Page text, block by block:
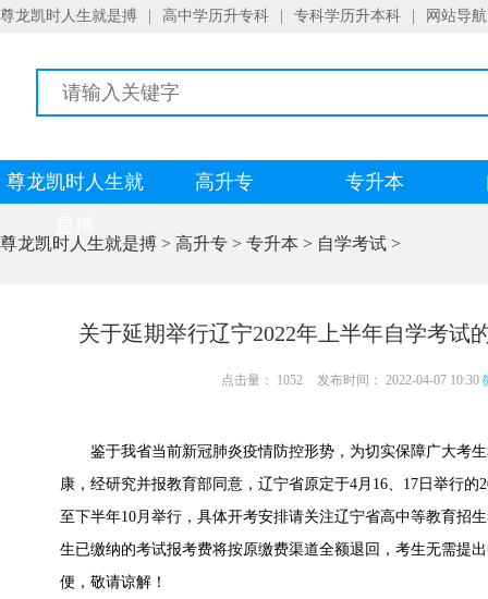
尊龙凯时人生就是搏 高中学历升专科 专科学历升本科 网站导航
尊龙凯时人生就
高升专 专升本
尊龙凯时人生就是搏 > 高升专 > 专升本 > 自学考试 >
关于延期举行辽宁2022年上半年自学考试
点击量： 1052 发布时间： 2022-04-07 10:30
鉴于我省当前新冠肺炎疫情防控形势，为切实保障广大考生
康，经研究并报教育部同意，辽宁省原定于4月16、17日举行
至下半年10月举行，具体开考安排请关注辽宁省高中等教育招
生已缴纳的考试报考费将按原缴费渠道全额退回，考生无需提
便，敬请谅解！